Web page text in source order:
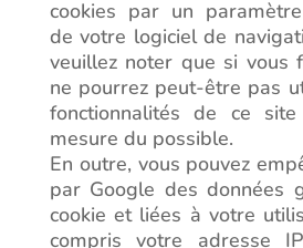
cookies par un
de votre logiciel de
veuillez noter que si vous
ne pourrez peut-être pas
fonctionnalités de ce
mesure du possible.
En outre, vous pouvez
par Google des données
cookie et liées à votre
compris votre adresse